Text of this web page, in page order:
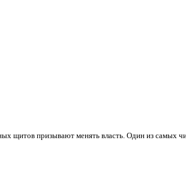
щитов призывают менять власть. Один из самых